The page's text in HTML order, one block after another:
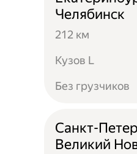
Челябинск
212 км
Кузов L
Без грузчиков
Санкт-
Великий